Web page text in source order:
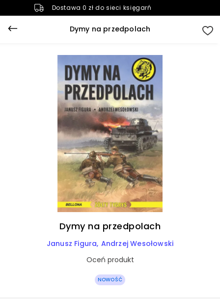
Dostawa 0 zł do sieci księgarń
Dymy na przedpolach
NOWOŚĆ
Dymy na przedpolach
Janusz Figura Andrzej Wesołowski
Oceń produkt